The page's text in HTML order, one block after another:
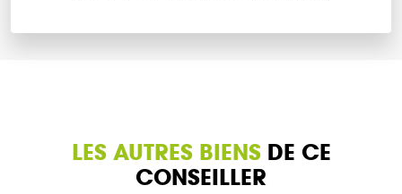
LES AUTRES BIENSDE CE
CONSEILLER